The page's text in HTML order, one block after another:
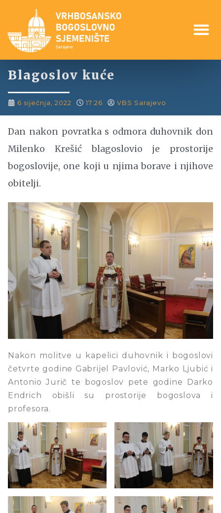
Blagoslov kuće
6 siječnja, 2022 17:26 VBS Sarajevo
Dan nakon povratka s odmora duhovnik don
Milenko Krešić blagoslovio je prostorije
bogoslovije, one koji u njima borave i njihove
obitelji.
Nakon molitve u kapelici duhovnik i bogoslovi
četvrte godine Gabrijel Pavlović, Marko Ljubić i
Antonio Jurič te bogoslov pete godine Darko
Endrich obišli su prostorije bogoslova i
profesora.